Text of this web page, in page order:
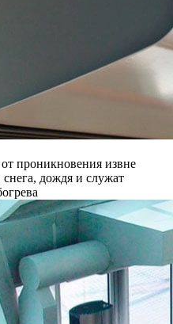
проникновения извне
дождя и служат